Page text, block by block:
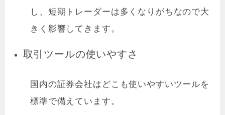
し、短期トレーダーは多くなりがちなので大
きく影響してきます。
取引ツールの使いやすさ
国内の証券会社はどこも使いやすいツールを
標準で備えています。